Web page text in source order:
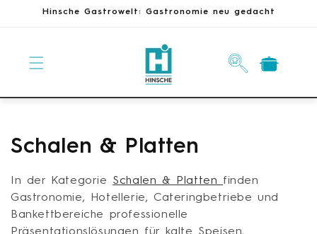
zumHinsche Gastrowelt: Gastronomie neu gedacht
Warenkorb
K
a
t
e
Schalen & Platten
In der Kategorie Schalen & Platten finden
Gastronomie, Hotellerie, Cateringbetriebe und
Bankettbereiche professionelle